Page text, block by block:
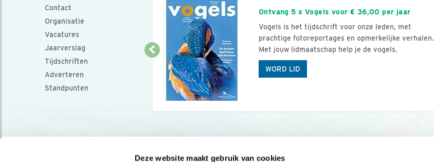
Deze website maakt gebruik van cookies
Contact
Organisatie
Vacatures
Jaarverslag
Tijdschriften
Adverteren
Standpunten
Ontvang 5 x Vogels voor € 36,00 per jaar
Vogels is het tijdschrift voor onze leden, met
prachtige fotoreportages en opmerkelijke verhalen.
Met jouw lidmaatschap help je de vogels.
WORD LID